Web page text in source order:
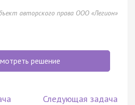
авторского права ООО «Легион»
решение
Следующая задача